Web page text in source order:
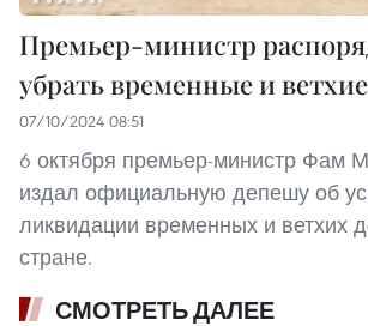
Премьер-министр
убрать временные и
07/10/2024 08:51
6 октября премьер-министр Фам
издал официальную депешу об
ликвидации временных и ветхих
стране.
СМОТРЕТЬ ДАЛЕЕ